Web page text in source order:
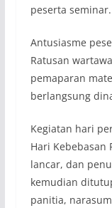
peserta seminar.
Antusiasme
Ratusan
pemaparan
berlangsung
Kegiatan hari
Hari Kebebasan
lancar, dan
kemudian
panitia,